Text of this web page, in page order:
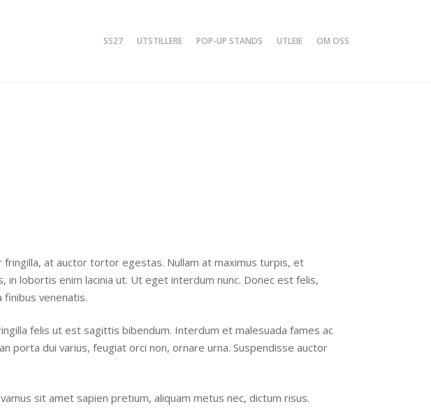
SS27 UTSTILLERE POP-UP STANDS UTLEIE OM OSS
at auctor tortor egestas. Nullam at maximus turpis, et
in lobortis enim lacinia ut. Ut eget interdum nunc. Donec est felis,
finibus venenatis.
felis ut est sagittis bibendum. Interdum et malesuada fames ac
porta dui varius, feugiat orci non, ornare urna. Suspendisse auctor
sit amet sapien pretium, aliquam metus nec, dictum risus.